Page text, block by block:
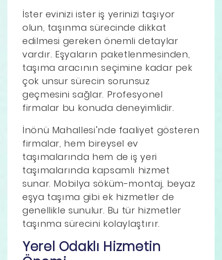
İster evinizi ister iş yerinizi taşıyor
olun, taşınma sürecinde dikkat
edilmesi gereken önemli detaylar
vardır. Eşyaların paketlenmesinden,
taşıma aracının seçimine kadar pek
çok unsur sürecin sorunsuz
geçmesini sağlar. Profesyonel
firmalar bu konuda deneyimlidir.
İnönü Mahallesi’nde faaliyet gösteren
firmalar, hem bireysel ev
taşımalarında hem de iş yeri
taşımalarında kapsamlı hizmet
sunar. Mobilya söküm-montaj, beyaz
eşya taşıma gibi ek hizmetler de
genellikle sunulur. Bu tür hizmetler
taşınma sürecini kolaylaştırır.
Yerel Odaklı Hizmetin